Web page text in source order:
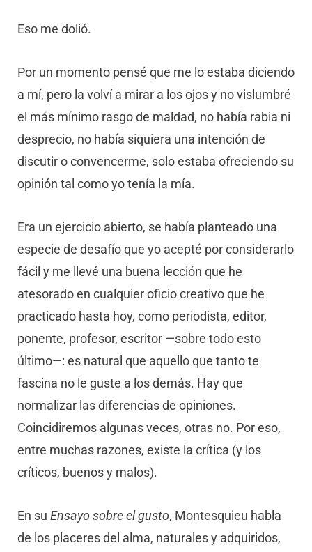
Eso me dolió.
Por un momento pensé que me lo estaba diciendo
a mí, pero la volví a mirar a los ojos y no vislumbré
el más mínimo rasgo de maldad, no había rabia ni
desprecio, no había siquiera una intención de
discutir o convencerme, solo estaba ofreciendo su
opinión tal como yo tenía la mía.
Era un ejercicio abierto, se había planteado una
especie de desafío que yo acepté por considerarlo
fácil y me llevé una buena lección que he
atesorado en cualquier oficio creativo que he
practicado hasta hoy, como periodista, editor,
ponente, profesor, escritor —sobre todo esto
último—: es natural que aquello que tanto te
fascina no le guste a los demás. Hay que
normalizar las diferencias de opiniones.
Coincidiremos algunas veces, otras no. Por eso,
entre muchas razones, existe la crítica (y los
críticos, buenos y malos).
En su Ensayo sobre el gusto, Montesquieu habla
de los placeres del alma, naturales y adquiridos,